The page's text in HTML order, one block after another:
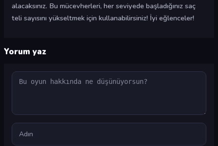
alacaksınız. Bu mücevherleri, her seviyede başladığınız saç
teli sayısını yükseltmek için kullanabilirsiniz! İyi eğlenceler!
Yorum yaz
Yorum
Ad